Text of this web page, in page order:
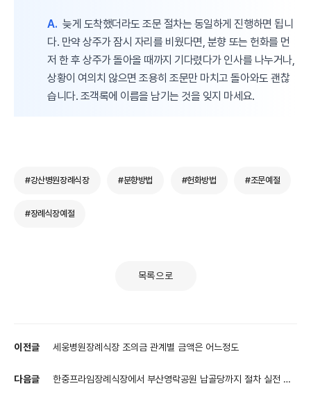
A. 늦게 도착했더라도 조문 절차는 동일하게 진행하면 됩니
다. 만약 상주가 잠시 자리를 비웠다면, 분향 또는 헌화를 먼
저 한 후 상주가 돌아올 때까지 기다렸다가 인사를 나누거나,
상황이 여의치 않으면 조용히 조문만 마치고 돌아와도 괜찮
습니다. 조객록에 이름을 남기는 것을 잊지 마세요.
#강산병원장례식장 #분향방법 #헌화방법 #조문예절
#장례식장예절
목록으로
이전글 세웅병원장례식장 조의금 관계별 금액은 어느정도
다음글
한중프라임장례식장에서 부산영락공원 납골당까지 절차 실전 경